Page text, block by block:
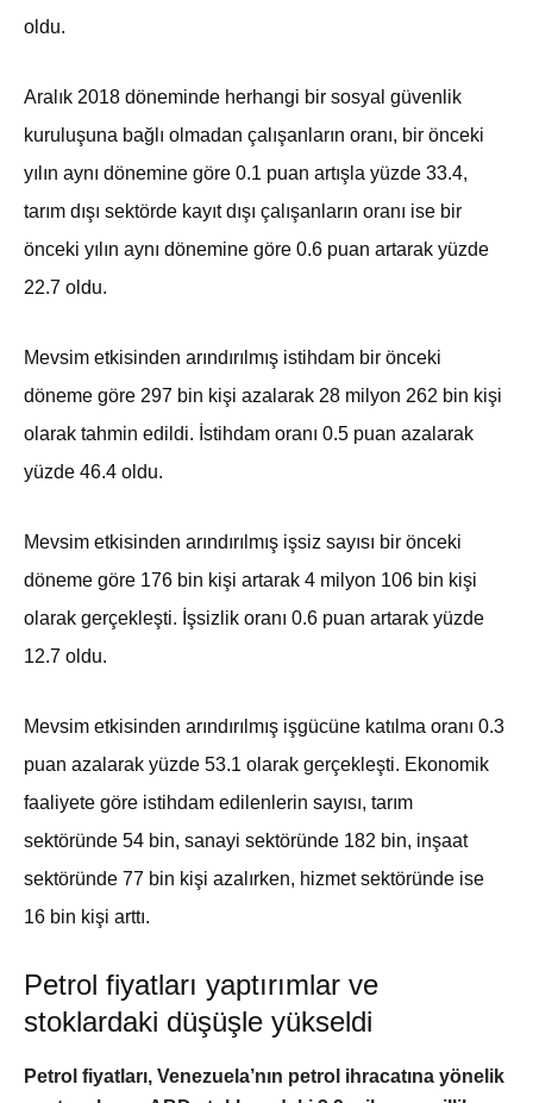
oldu.
Aralık 2018 döneminde herhangi bir sosyal güvenlik
kuruluşuna bağlı olmadan çalışanların oranı, bir önceki
yılın aynı dönemine göre 0.1 puan artışla yüzde 33.4,
tarım dışı sektörde kayıt dışı çalışanların oranı ise bir
önceki yılın aynı dönemine göre 0.6 puan artarak yüzde
22.7 oldu.
Mevsim etkisinden arındırılmış istihdam bir önceki
döneme göre 297 bin kişi azalarak 28 milyon 262 bin kişi
olarak tahmin edildi. İstihdam oranı 0.5 puan azalarak
yüzde 46.4 oldu.
Mevsim etkisinden arındırılmış işsiz sayısı bir önceki
döneme göre 176 bin kişi artarak 4 milyon 106 bin kişi
olarak gerçekleşti. İşsizlik oranı 0.6 puan artarak yüzde
12.7 oldu.
Mevsim etkisinden arındırılmış işgücüne katılma oranı 0.3
puan azalarak yüzde 53.1 olarak gerçekleşti. Ekonomik
faaliyete göre istihdam edilenlerin sayısı, tarım
sektöründe 54 bin, sanayi sektöründe 182 bin, inşaat
sektöründe 77 bin kişi azalırken, hizmet sektöründe ise
16 bin kişi arttı.
Petrol fiyatları yaptırımlar ve
stoklardaki düşüşle yükseldi
Petrol fiyatları, Venezuela’nın petrol ihracatına yönelik